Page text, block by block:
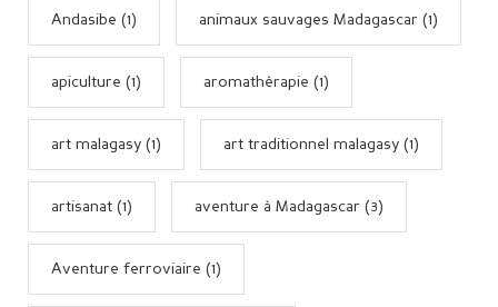
Andasibe (1) animaux sauvages Madagascar (1)
apiculture (1) aromathérapie (1)
art malagasy (1) art traditionnel malagasy (1)
artisanat (1) aventure à Madagascar (3)
Aventure ferroviaire (1)